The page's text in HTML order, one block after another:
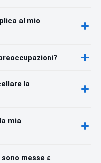
al mio
la
mia
messe a